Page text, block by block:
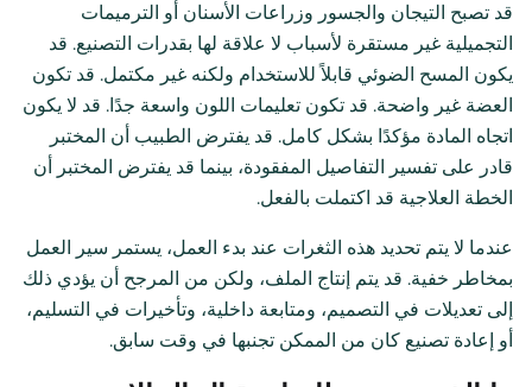
قد تصبح التيجان والجسور وزراعات الأسنان أو الترميمات
التجميلية غير مستقرة لأسباب لا علاقة لها بقدرات التصنيع. قد
يكون المسح الضوئي قابلاً للاستخدام ولكنه غير مكتمل. قد تكون
العضة غير واضحة. قد تكون تعليمات اللون واسعة جدًا. قد لا يكون
اتجاه المادة مؤكدًا بشكل كامل. قد يفترض الطبيب أن المختبر
قادر على تفسير التفاصيل المفقودة، بينما قد يفترض المختبر أن
الخطة العلاجية قد اكتملت بالفعل.
عندما لا يتم تحديد هذه الثغرات عند بدء العمل، يستمر سير العمل
بمخاطر خفية. قد يتم إنتاج الملف، ولكن من المرجح أن يؤدي ذلك
إلى تعديلات في التصميم، ومتابعة داخلية، وتأخيرات في التسليم،
أو إعادة تصنيع كان من الممكن تجنبها في وقت سابق.